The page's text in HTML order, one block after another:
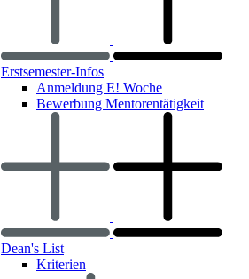
Erstsemester-Infos
Anmeldung E! Woche
Bewerbung Mentorentätigkeit
Dean's List
Kriterien